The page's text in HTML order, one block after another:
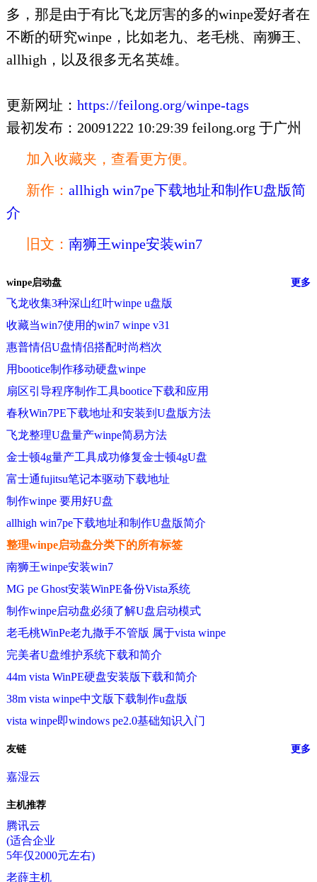
多，那是由于有比飞龙厉害的多的winpe爱好者在
不断的研究winpe，比如老九、老毛桃、南狮王、
allhigh，以及很多无名英雄。
更新网址： https://feilong.org/winpe-tags
最初发布：20091222 10:29:39 feilong.org 于广州
加入收藏夹，查看更方便。
新作： allhigh win7pe下载地址和制作U盘版简
介
旧文： 南狮王winpe安装win7
winpe启动盘 更多
飞龙收集3种深山红叶winpe u盘版
收藏当win7使用的win7 winpe v31
惠普情侣U盘情侣搭配时尚档次
用bootice制作移动硬盘winpe
扇区引导程序制作工具bootice下载和应用
春秋Win7PE下载地址和安装到U盘版方法
飞龙整理U盘量产winpe简易方法
金士顿4g量产工具成功修复金士顿4gU盘
富士通fujitsu笔记本驱动下载地址
制作winpe 要用好U盘
allhigh win7pe下载地址和制作U盘版简介
整理winpe启动盘分类下的所有标签
南狮王winpe安装win7
MG pe Ghost安装WinPE备份Vista系统
制作winpe启动盘必须了解U盘启动模式
老毛桃WinPe老九撒手不管版 属于vista winpe
完美者U盘维护系统下载和简介
44m vista WinPE硬盘安装版下载和简介
38m vista winpe中文版下载制作u盘版
vista winpe即windows pe2.0基础知识入门
友链 更多
嘉湿云
主机推荐
腾讯云
(适合企业
5年仅2000元左右)
老薛主机